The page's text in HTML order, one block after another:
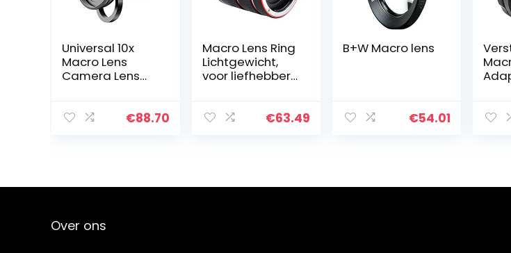
Universal 10x
Macro Lens
Camera Lens
Tablet
€88.70
Macro Lens Ring
Lichtgewicht,
voor liefhebbers
€63.49
B+W Macro lens
€54.01
Over ons